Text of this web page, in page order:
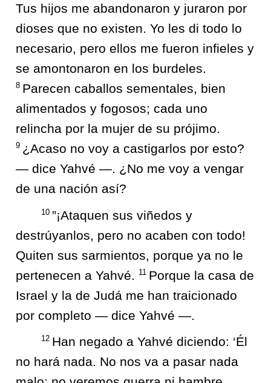
Tus hijos me abandonaron y juraron por
dioses que no existen. Yo les di todo lo
necesario, pero ellos me fueron infieles y
se amontonaron en los burdeles.
8 Parecen caballos sementales, bien
alimentados y fogosos; cada uno
relincha por la mujer de su prójimo.
9 ¿Acaso no voy a castigarlos por esto?
— dice Yahvé —. ¿No me voy a vengar
de una nación así?
10 ”¡Ataquen sus viñedos y
destrúyanlos, pero no acaben con todo!
Quiten sus sarmientos, porque ya no le
pertenecen a Yahvé.
11 Porque la casa de
Israel y la de Judá me han traicionado
por completo — dice Yahvé —.
12 Han negado a Yahvé diciendo: ‘Él
no hará nada. No nos va a pasar nada